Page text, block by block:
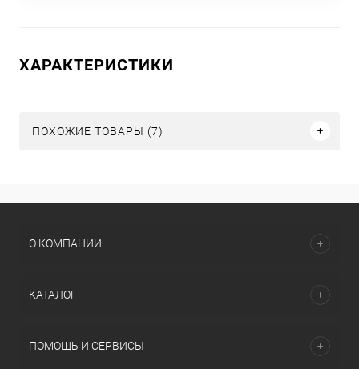
ХАРАКТЕРИСТИКИ
ПОХОЖИЕ ТОВАРЫ (7)
О КОМПАНИИ
КАТАЛОГ
ПОМОЩЬ И СЕРВИСЫ